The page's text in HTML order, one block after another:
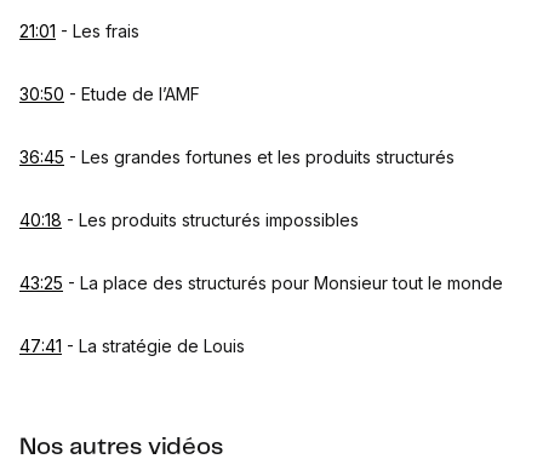
21:01 - Les frais
30:50 - Etude de l’AMF
36:45 - Les grandes fortunes et les produits structurés
40:18 - Les produits structurés impossibles
43:25 - La place des structurés pour Monsieur tout le monde
47:41 - La stratégie de Louis
Nos autres vidéos